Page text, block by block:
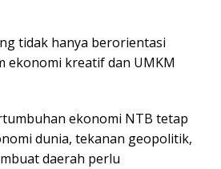
tidak hanya berorientasi
ekonomi kreatif dan UMKM
ekonomi NTB tetap
dunia, tekanan geopolitik,
daerah perlu